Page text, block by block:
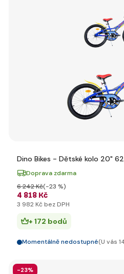
Dino Bikes - Dětské kolo 20"
Doprava zdarma
4 818 Kč
6 242 Kč(-23 %)
3 982 Kč bez DPH
+ 172 bodů
Momentálně nedostupné(U vás
-23%